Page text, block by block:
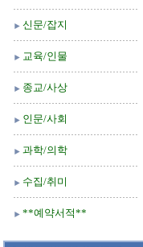
신문/잡지
교육/인물
종교/사상
인문/사회
과학/의학
수집/취미
**예약서적**